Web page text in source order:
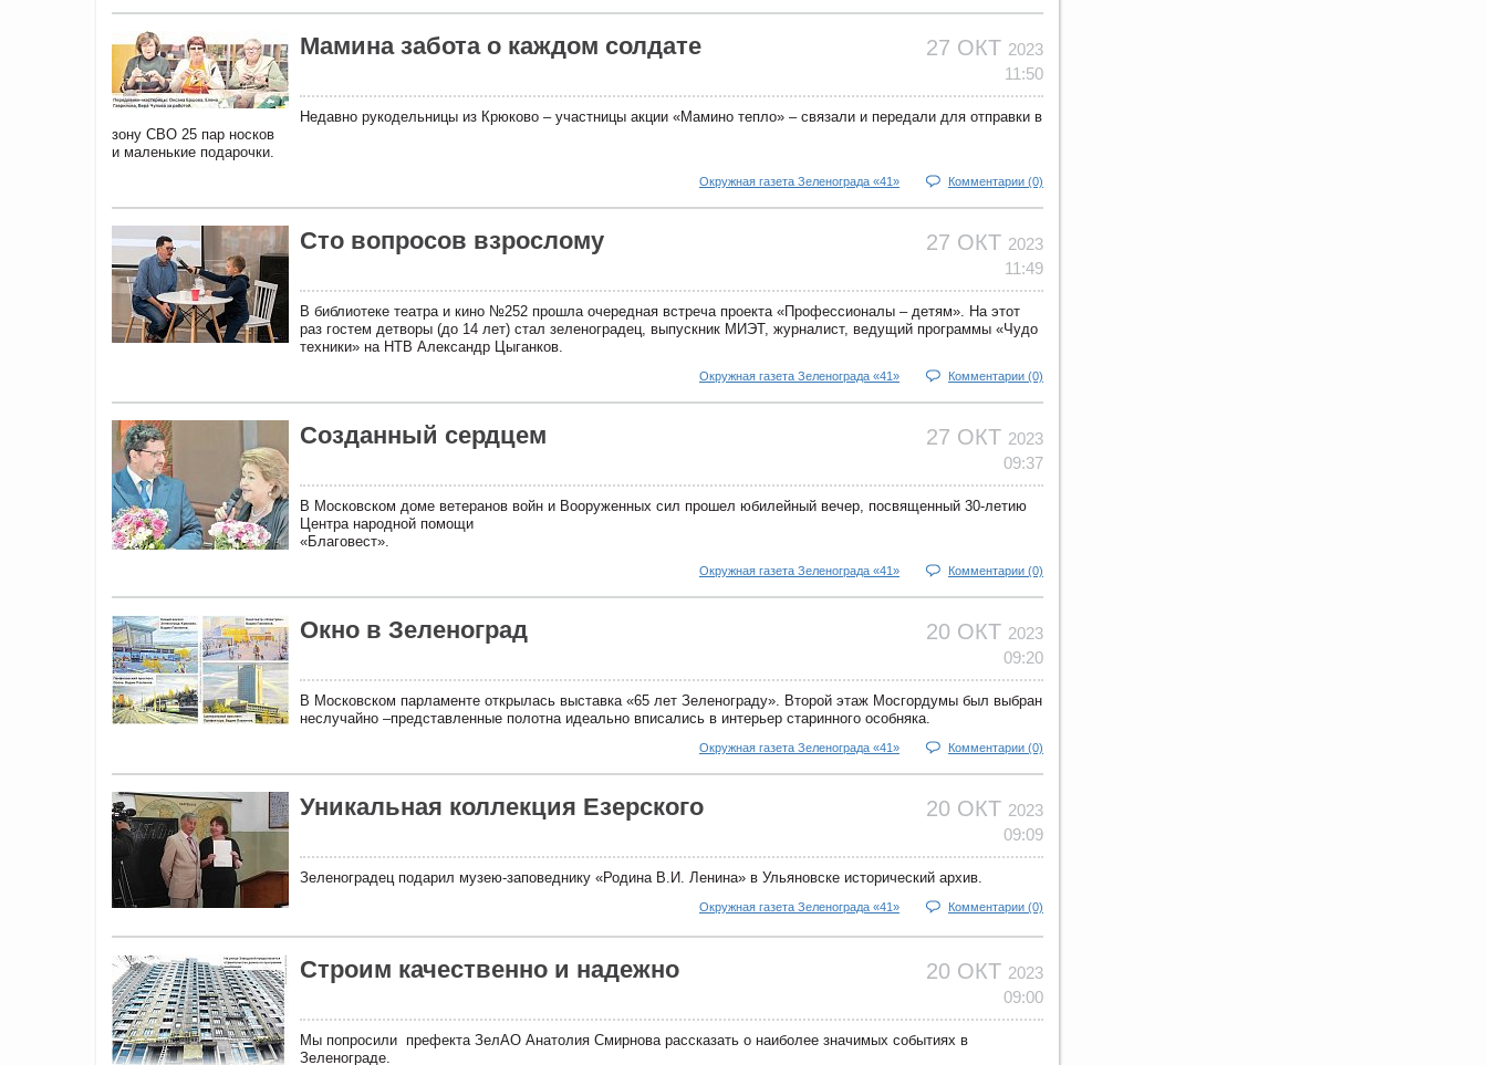
27 ОКТ 2023
11:50
Мамина забота о каждом солдате
Недавно рукодельницы из Крюково – участницы акции «Мамино тепло» – связали и передали для отправки в
зону СВО 25 пар носков
и маленькие подарочки.
Окружная газета Зеленограда «41» Комментарии (0)
27 ОКТ 2023
11:49
Сто вопросов взрослому
В библиотеке театра и кино №252 прошла очередная встреча проекта «Профессионалы – детям». На этот
раз гостем детворы (до 14 лет) стал зеленоградец, выпускник МИЭТ, журналист, ведущий программы «Чудо
техники» на НТВ Александр Цыганков.
Окружная газета Зеленограда «41» Комментарии (0)
27 ОКТ 2023
09:37
Созданный сердцем
В Московском доме ветеранов войн и Вооруженных сил прошел юбилейный вечер, посвященный 30-летию
Центра народной помощи
«Благовест».
Окружная газета Зеленограда «41» Комментарии (0)
20 ОКТ 2023
09:20
Окно в Зеленоград
В Московском парламенте открылась выставка «65 лет Зеленограду». Второй этаж Мосгордумы был выбран
неслучайно –представленные полотна идеально вписались в интерьер старинного особняка.
Окружная газета Зеленограда «41» Комментарии (0)
20 ОКТ 2023
09:09
Уникальная коллекция Езерского
Зеленоградец подарил музею-заповеднику «Родина В.И. Ленина» в Ульяновске исторический архив.
Окружная газета Зеленограда «41» Комментарии (0)
20 ОКТ 2023
09:00
Строим качественно и надежно
Мы попросили префекта ЗелАО Анатолия Смирнова рассказать о наиболее значимых событиях в
Зеленограде.